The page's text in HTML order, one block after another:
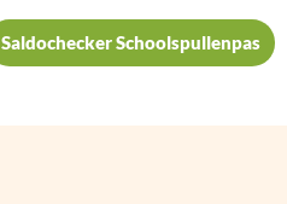
Saldochecker Schoolspullenpas